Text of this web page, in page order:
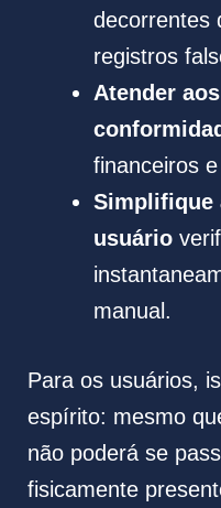
decorrentes
registros
Atender
financeiros
Simplifique
usuário
manual.
Para os usuários,
espírito: mesmo
não poderá se
fisicamente